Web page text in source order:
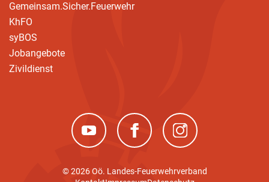
Gemeinsam.Sicher.Feuerwehr
KhFO
syBOS
Jobangebote
Zivildienst
(neues Fenster)(neues Fenster)(neues Fenster)
© 2026 Oö. Landes-Feuerwehrverband